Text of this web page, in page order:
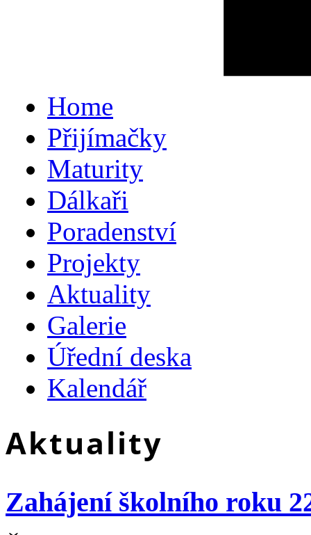
Home
Přijímačky
Maturity
Dálkaři
Poradenství
Projekty
Aktuality
Galerie
Úřední deska
Kalendář
Aktuality
Zahájení školního roku